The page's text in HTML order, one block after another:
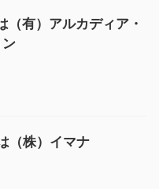
有）アルカディア・
株）イマナ